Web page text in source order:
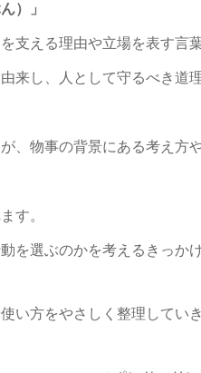
）」
支える理由や立場を表す言
来し、人として守るべき道
、物事の背景にある考え方
す。
を選ぶのかを考えるきっか
い方をやさしく整理してい